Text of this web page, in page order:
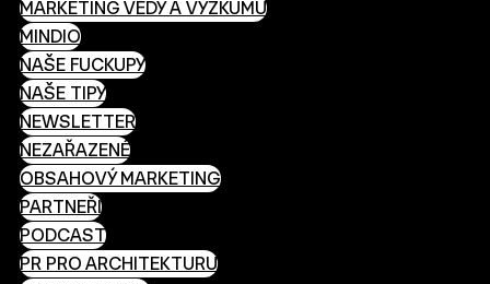
MARKETING VĚDY A VÝZKUMU
MINDIO
NAŠE FUCKUPY
NAŠE TIPY
NEWSLETTER
NEZAŘAZENÉ
OBSAHOVÝ MARKETING
PARTNEŘI
PODCAST
PR PRO ARCHITEKTURU